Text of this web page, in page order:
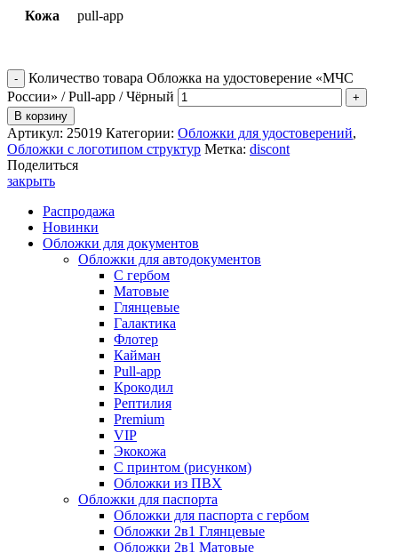
Кожа pull-app
Количество товара Обложка на удостоверение «МЧС
России» / Pull-app / Чёрный
В корзину
Артикул: 25019 Категории: Обложки для удостоверений,
Обложки с логотипом структур Метка: discont
Поделиться
закрыть
Распродажа
Новинки
Обложки для документов
Обложки для автодокументов
С гербом
Матовые
Глянцевые
Галактика
Флотер
Кайман
Pull-app
Крокодил
Рептилия
Premium
VIP
Экокожа
С принтом (рисунком)
Обложки из ПВХ
Обложки для паспорта
Обложки для паспорта с гербом
Обложки 2в1 Глянцевые
Обложки 2в1 Матовые